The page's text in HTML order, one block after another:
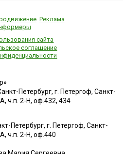
Реклама
сайта
соглашение
Петербург, г. Петергоф, Санкт-
ч.п. 2-Н, оф.432, 434
Петербург, г. Петергоф, Санкт-
ч.п. 2-Н, оф.440